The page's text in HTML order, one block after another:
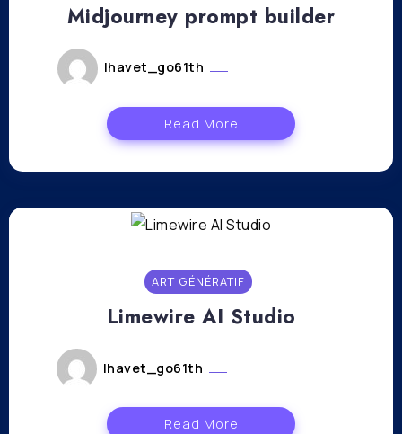
Midjourney prompt builder
lhavet_go61th
Read More
ART GÉNÉRATIF
Limewire AI Studio
lhavet_go61th
Read More